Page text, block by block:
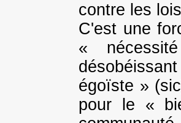
contre les
C'est une
«
égoïste »
pour le «